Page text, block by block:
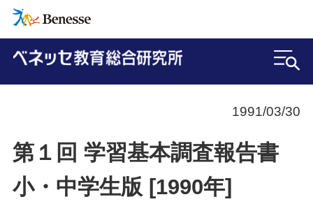
1991/03/30
第１回 学習基本調査報告書
小・中学生版 [1990年]